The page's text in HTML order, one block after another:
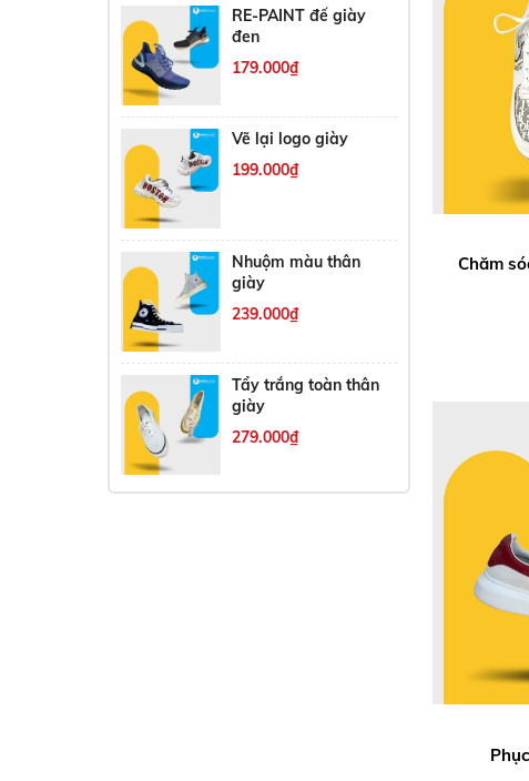
RE-PAINT đế giày
đen
179.000₫
Vẽ lại logo giày
199.000₫
Nhuộm màu thân
giày
239.000₫
Tẩy trắng toàn thân
giày
279.000₫
Chăm